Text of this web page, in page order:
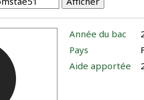
Année du bac
Pays
Aide apportée